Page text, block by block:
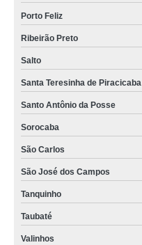
Porto Feliz
Ribeirão Preto
Salto
Santa Teresinha de Piracicaba
Santo Antônio da Posse
Sorocaba
São Carlos
São José dos Campos
Tanquinho
Taubaté
Valinhos